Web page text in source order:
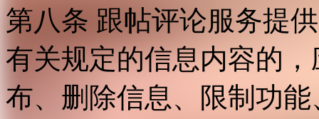
第八条 跟帖评论服务提
有关规定的信息内容的
布、删除信息、限制功